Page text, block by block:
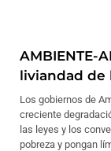
AMBIENTE-
liviandad de
Los gobiernos de
creciente
las leyes y los
pobreza y pongan